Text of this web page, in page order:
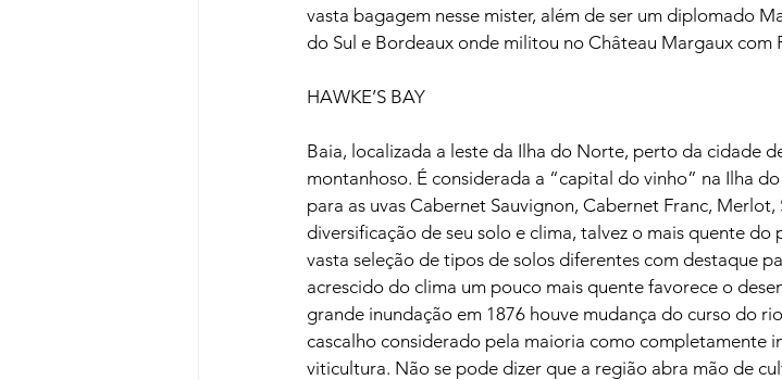
vasta bagagem nesse mister, além de ser um diplomado
do Sul e Bordeaux onde militou no Château Margaux com
HAWKE’S BAY
Baia, localizada a leste da Ilha do Norte, perto da cidade
montanhoso. É considerada a “capital do vinho” na Ilha
para as uvas Cabernet Sauvignon, Cabernet Franc, Merlot,
diversificação de seu solo e clima, talvez o mais quente
vasta seleção de tipos de solos diferentes com destaque
acrescido do clima um pouco mais quente favorece o
grande inundação em 1876 houve mudança do curso do
cascalho considerado pela maioria como completamente
viticultura. Não se pode dizer que a região abra mão de